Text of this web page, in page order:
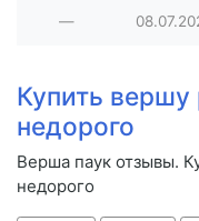
—
Купить
недорого
Верша паук отзывы.
недорого